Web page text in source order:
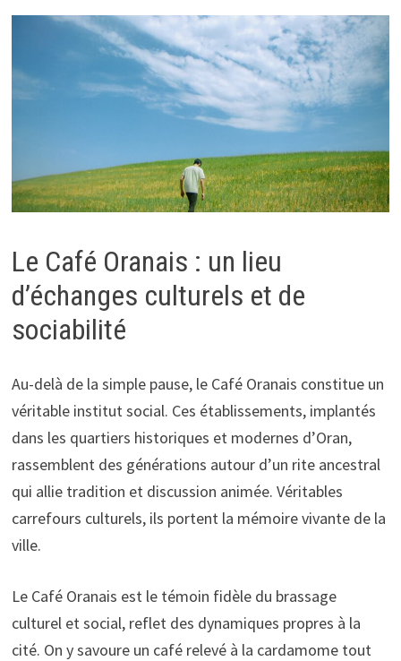
Le Café Oranais : un lieu
d’échanges culturels et de
sociabilité
Au-delà de la simple pause, le Café Oranais constitue un
véritable institut social. Ces établissements, implantés
dans les quartiers historiques et modernes d’Oran,
rassemblent des générations autour d’un rite ancestral
qui allie tradition et discussion animée. Véritables
carrefours culturels, ils portent la mémoire vivante de la
ville.
Le Café Oranais est le témoin fidèle du brassage
culturel et social, reflet des dynamiques propres à la
cité. On y savoure un café relevé à la cardamome tout